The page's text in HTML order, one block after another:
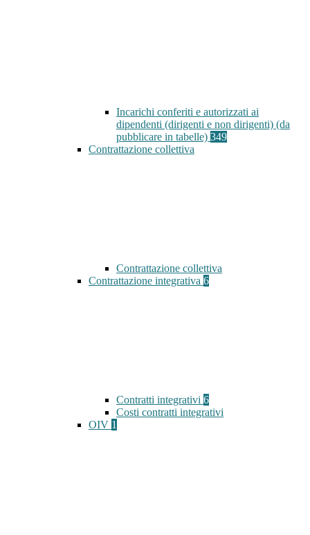
Incarichi conferiti e autorizzati ai
dipendenti (dirigenti e non dirigenti) (da
pubblicare in tabelle) 349
Contrattazione collettiva
Contrattazione collettiva
Contrattazione integrativa 6
Contratti integrativi 6
Costi contratti integrativi
OIV 1